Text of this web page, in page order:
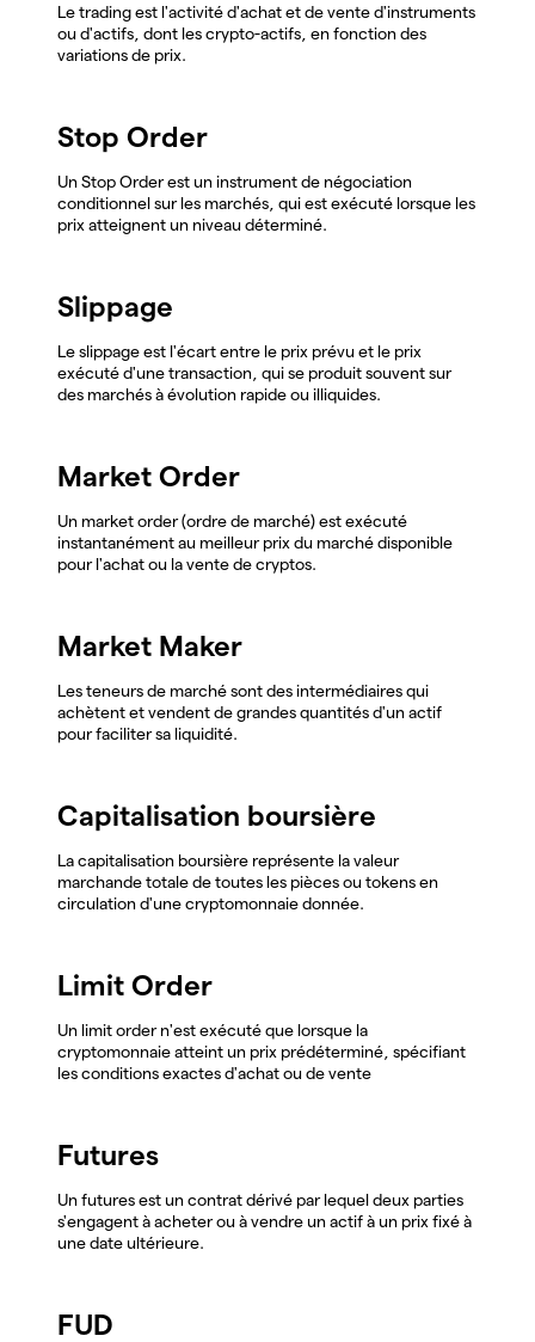
Le trading est l'activité d'achat et de vente d'instruments
ou d'actifs, dont les crypto-actifs, en fonction des
variations de prix.
Stop Order
Un Stop Order est un instrument de négociation
conditionnel sur les marchés, qui est exécuté lorsque les
prix atteignent un niveau déterminé.
Slippage
Le slippage est l'écart entre le prix prévu et le prix
exécuté d'une transaction, qui se produit souvent sur
des marchés à évolution rapide ou illiquides.
Market Order
Un market order (ordre de marché) est exécuté
instantanément au meilleur prix du marché disponible
pour l'achat ou la vente de cryptos.
Market Maker
Les teneurs de marché sont des intermédiaires qui
achètent et vendent de grandes quantités d'un actif
pour faciliter sa liquidité.
Capitalisation boursière
La capitalisation boursière représente la valeur
marchande totale de toutes les pièces ou tokens en
circulation d'une cryptomonnaie donnée.
Limit Order
Un limit order n'est exécuté que lorsque la
cryptomonnaie atteint un prix prédéterminé, spécifiant
les conditions exactes d'achat ou de vente
Futures
Un futures est un contrat dérivé par lequel deux parties
s'engagent à acheter ou à vendre un actif à un prix fixé à
une date ultérieure.
FUD